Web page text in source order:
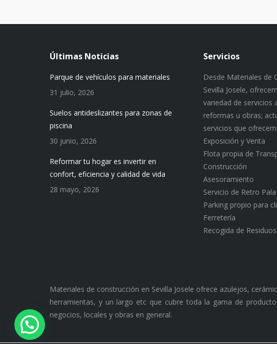
Últimas Noticias
Parque de vehículos para materiales
31 julio, 2026
Suelos antideslizantes para zonas de
piscina
30 junio, 2026
Reformar tu hogar es invertir en
confort, eficiencia y calidad de vida
28 mayo, 2026
Servicios
Desde Materiales de
Sevilla Josele,
variedad de servicios
reformas u obras;
servicios que
Exposición y Venta
Flota propia de
Construcción
Asesoramiento
Servicio de Retro Pala
Parking propio para
Ferretería
Recogida de
Materiales de construcción en Sevilla Josele ofrece azulejos,
herramientas, y un largo etc que cubre toda la gama de
negocios, locales y obras en general.